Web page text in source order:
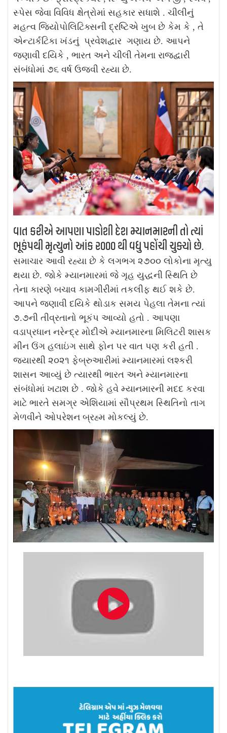
સ્પેસ જેવા વિવિધ ક્ષેત્રોમાં સહકાર સધાશે . ચીલીનું
મહત્વ જિયોપોલિટિક્સની દ્રષ્ટિએ ખુબ છે કેમ કે , તે
એન્ટાર્કટિકા ખંડનું પ્રવેશદ્વાર ગણાય છે. આપને
જણાવી દયિકે , ભારત અને ચીલી તેમના રાજદ્વારી
સંબંધોમાં ૭૬ વર્ષ ઉજવી રહ્યા છે.
વાત કરીએ આપણા પાડોશી દેશ મ્યાનમારની તો ત્યાં
ભૂકંપથી મૃત્યુનો આંક ૨૦૦૦ થી વધુ પહોંચી ચુક્યો છે.
સમાચાર આવી રહ્યા છે કે લગભગ ૨૭૦૦ લોકોના મૃત્યુ
થયા છે. જોકે મ્યાનમારમાં જે ગૃહ યુદ્ધની સ્થિતિ છે
તેના કારણે બચાવ કામગીરીમાં તકલીફ થઈ શકે છે.
આપને જણાવી દયિકે થોડાક સમય પેહલા તેમના ત્યાં
૭.૭ની તીવ્રતાનો ભૂકંપ આવ્યો હતો . આપણા
વડાપ્રધાન નરેન્દ્ર મોદીએ મ્યાનમારના મિલિટરી શાસક
મીન ઉંગ હલાઇંગ સાથે ફોન પર વાત પણ કરી હતી .
જ્યારથી ૨૦૨૧ ફેબ્રુઆરીમાં મ્યાનમારમાં લશ્કરી
શાસન આવ્યું છે ત્યારથી ભારત અને મ્યાનમારના
સંબંધોમાં ખટાશ છે . જોકે હવે મ્યાનમારની મદદ કરવા
માટે ભારતે સમગ્ર એશિયામાં સૌપ્રથમ સ્થિતિનો તાગ
મેળવીને ઓપરેશન બ્રહ્મ મોકલ્યું છે.